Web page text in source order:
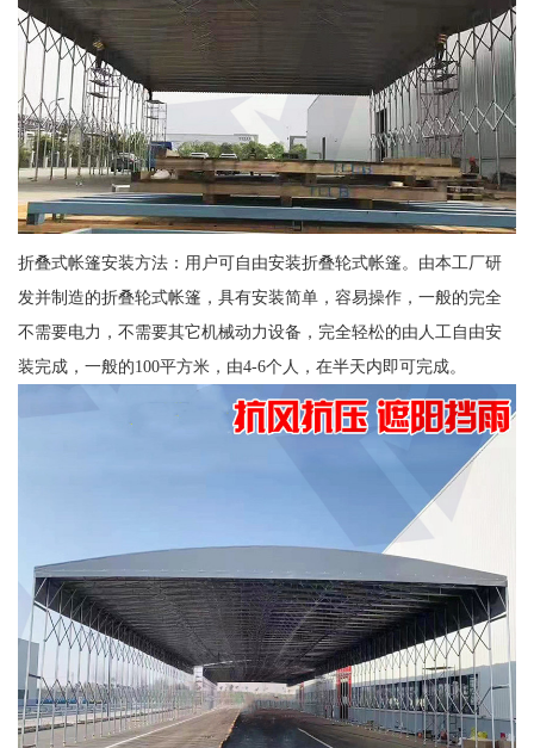
折叠式帐篷安装方法：用户可自由安装折叠轮式帐篷。由本工厂研
发并制造的折叠轮式帐篷，具有安装简单，容易操作，一般的完全
不需要电力，不需要其它机械动力设备，完全轻松的由人工自由安
装完成，一般的100平方米，由4-6个人，在半天内即可完成。